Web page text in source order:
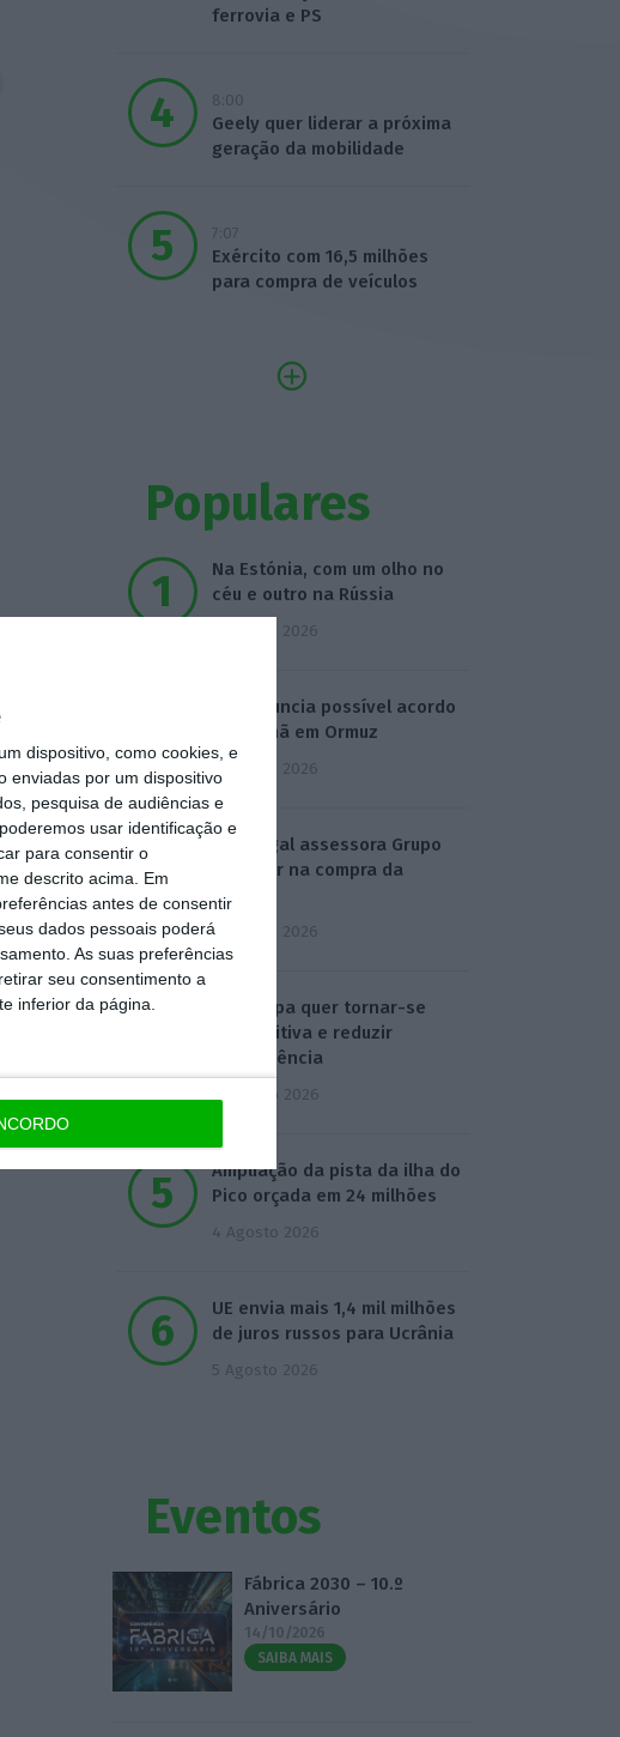
dispositivo, como cookies, e
enviadas por um dispositivo
pesquisa de audiências e
usar identificação e
para consentir o
descrito acima. Em
antes de consentir
dados pessoais poderá
As suas preferências
seu consentimento a
inferior da página.
ferrovia e PS
8:00
Geely quer liderar a próxima
geração da mobilidade
7:07
Exército com 16,5 milhões
para compra de veículos
Populares
Na Estónia, com um olho no
céu e outro na Rússia
3 Agosto 2026
Irão anuncia possível acordo
com Omã em Ormuz
2 Agosto 2026
SRS Legal assessora Grupo
Finançor na compra da
EMATER
3 Agosto 2026
IA: Europa quer tornar-se
competitiva e reduzir
dependência
4 Agosto 2026
Ampliação da pista da ilha do
Pico orçada em 24 milhões
4 Agosto 2026
UE envia mais 1,4 mil milhões
de juros russos para Ucrânia
5 Agosto 2026
Eventos
Fábrica 2030 – 10.º
Aniversário
14/10/2026
SAIBA MAIS